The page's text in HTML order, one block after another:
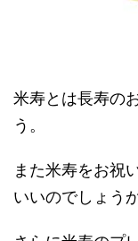
米寿とは長寿の
う。
また米寿をお祝
いいのでしょうか